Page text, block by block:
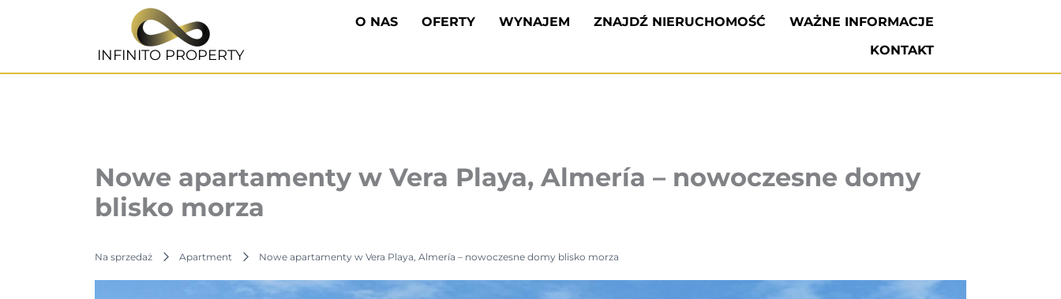
INFINITO PROPERTY
O NAS OFERTY WYNAJEM ZNAJDŹ NIERUCHOMOŚĆ
WAŻNE INFORMACJE
KONTAKT
Nowe apartamenty w Vera Playa, Almería – nowoczesne domy
blisko morza
Na sprzedaż Apartment Nowe apartamenty w Vera Playa, Almería – nowoczesne domy blisko morza